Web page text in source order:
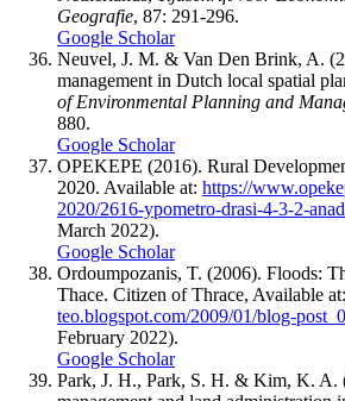
Geografie, 87: 291-296.
Google Scholar
Neuvel, J. M. & Van Den Brink, A.
management in Dutch local spatial
of Environmental Planning and
880.
Google Scholar
OPEKEPE (2016). Rural
2020. Available at: https://
2020/2616-ypometro-drasi-4-3-2-
March 2022).
Google Scholar
Ordoumpozanis, T. (2006). Floods:
Thace. Citizen of Thrace, Available at:
teo.blogspot.com/2009/01/blog-
February 2022).
Google Scholar
Park, J. H., Park, S. H. & Kim, K. A.